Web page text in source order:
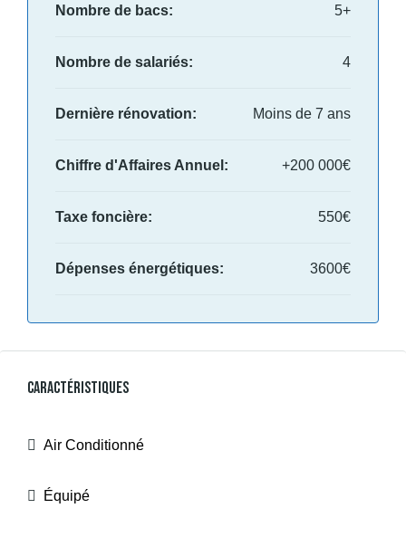
Nombre de bacs: 5+
Nombre de salariés: 4
Dernière rénovation: Moins de 7 ans
Chiffre d'Affaires Annuel: +200 000€
Taxe foncière: 550€
Dépenses énergétiques: 3600€
Caractéristiques
Air Conditionné
Équipé